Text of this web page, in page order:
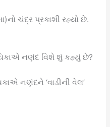
ચંદ્ર પ્રકાશી રહ્યો છે.
નણંદ વિશે શું કહ્યું છે?
નણંદને ‘વાડીની વેલ’